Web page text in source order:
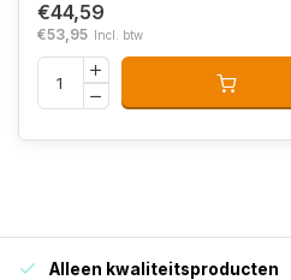
€44,59
€53,95 Incl. btw
Alleen kwaliteitsproducten